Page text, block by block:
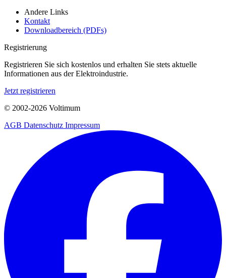
Andere Links
Kontakt
Downloadbereich (PDFs)
Registrierung
Registrieren Sie sich kostenlos und erhalten Sie stets aktuelle
Informationen aus der Elektroindustrie.
Jetzt registrieren
© 2002-2026 Voltimum
AGB Datenschutz Impressum